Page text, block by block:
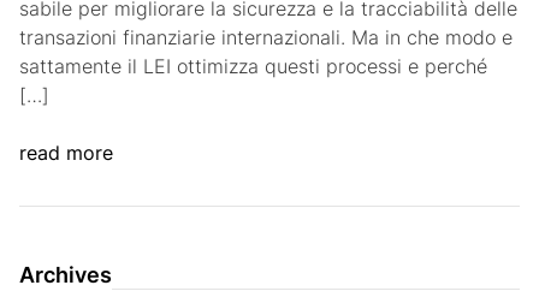
sabile per migliorare la sicurezza e la tracciabilità delle
transazioni finanziarie internazionali. Ma in che modo e
sattamente il LEI ottimizza questi processi e perché
[…]
read more
Archives